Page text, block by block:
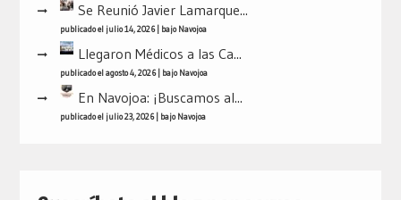
Se Reunió Javier Lamarque...
publicado el julio 14, 2026| bajo Navojoa
Llegaron Médicos a las Ca...
publicado el agosto 4, 2026| bajo Navojoa
En Navojoa: ¡Buscamos al...
publicado el julio 23, 2026| bajo Navojoa